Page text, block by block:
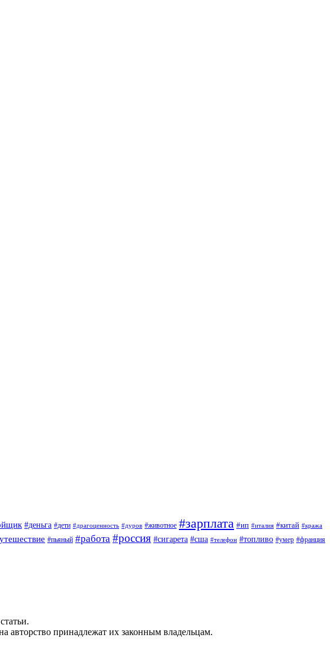
#деньга #дети #драгоценность #дуров #животное #зарплата #ип #италия #китай #кража
#пьяный #работа #россия #сигарета #сша #телефон #топливо #умер #франция
авторство принадлежат их законным владельцам.